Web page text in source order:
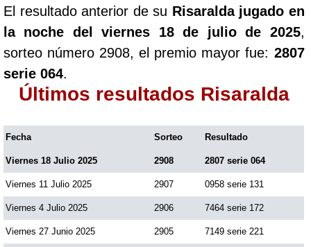
El resultado anterior de su Risaralda jugado en
la noche del viernes 18 de julio de 2025,
sorteo número 2908, el premio mayor fue: 2807
serie 064.
Últimos resultados Risaralda
Fecha Sorteo Resultado
Viernes 18 Julio 2025 2908 2807 serie 064
Viernes 11 Julio 2025 2907 0958 serie 131
Viernes 4 Julio 2025 2906 7464 serie 172
Viernes 27 Junio 2025 2905 7149 serie 221